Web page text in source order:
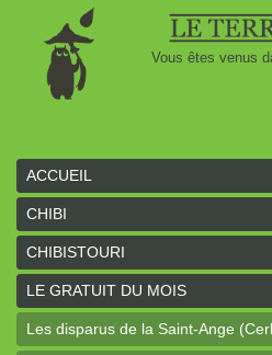
Vous êtes venus
ACCUEIL
CHIBI
CHIBISTOURI
LE GRATUIT DU MOIS
Les disparus de la Saint-Ange